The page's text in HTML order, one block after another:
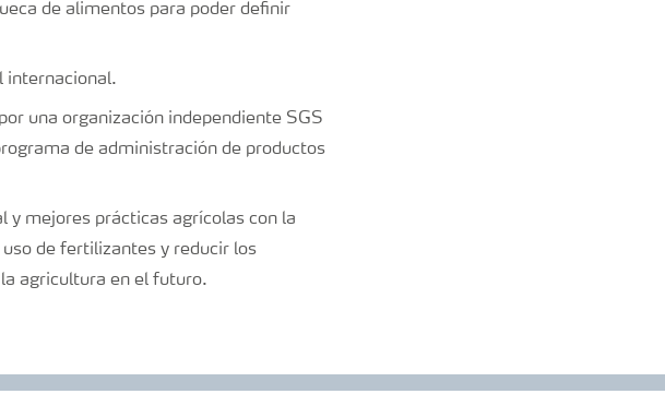
de alimentos para poder definir
internacional.
una organización independiente SGS
de administración de productos
y mejores prácticas agrícolas con la
de fertilizantes y reducir los
agricultura en el futuro.